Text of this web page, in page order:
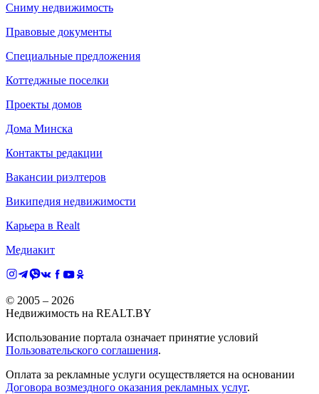
Сниму недвижимость
Правовые документы
Специальные предложения
Коттеджные поселки
Проекты домов
Дома Минска
Контакты редакции
Вакансии риэлтеров
Википедия недвижимости
Карьера в Realt
Медиакит
© 2005 – 2026
Недвижимость на REALT.BY
Использование портала означает принятие условий
Пользовательского соглашения.
Оплата за рекламные услуги осуществляется на основании
Договора возмездного оказания рекламных услуг.